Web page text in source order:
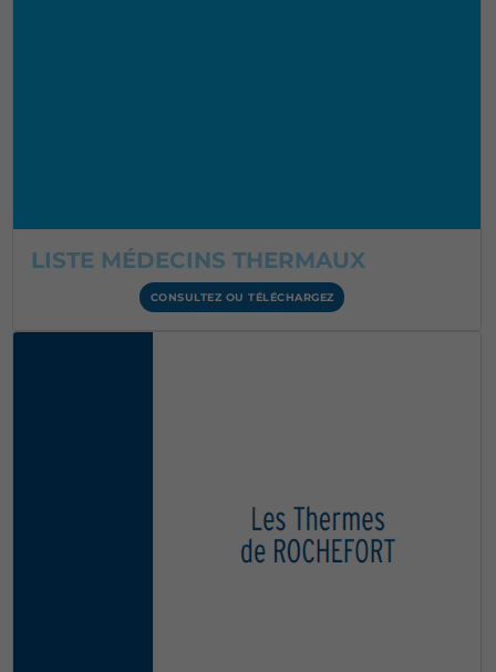
LISTE MÉDECINS THERMAUX
CONSULTEZ OU TÉLÉCHARGEZ